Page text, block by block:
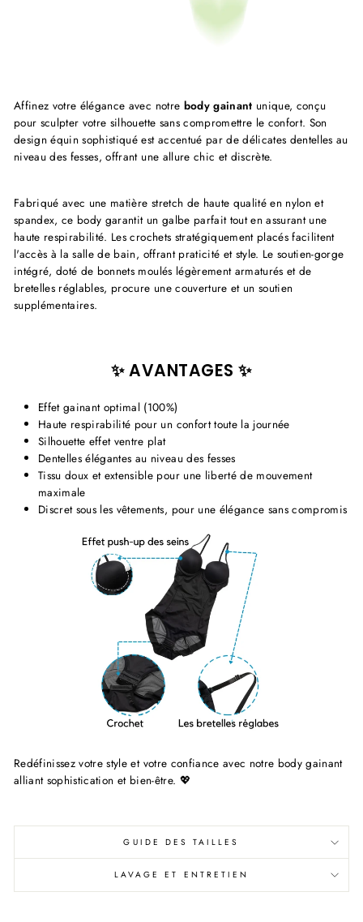
Affinez votre élégance avec notre body gainant unique, conçu
pour sculpter votre silhouette sans compromettre le confort. Son
design équin sophistiqué est accentué par de délicates dentelles au
niveau des fesses, offrant une allure chic et discrète.
Fabriqué avec une matière stretch de haute qualité en nylon et
spandex, ce body garantit un galbe parfait tout en assurant une
haute respirabilité. Les crochets stratégiquement placés facilitent
l'accès à la salle de bain, offrant praticité et style. Le soutien-gorge
intégré, doté de bonnets moulés légèrement armaturés et de
bretelles réglables, procure une couverture et un soutien
supplémentaires.
✨ AVANTAGES ✨
Effet gainant optimal (100%)
Haute respirabilité pour un confort toute la journée
Silhouette effet ventre plat
Dentelles élégantes au niveau des fesses
Tissu doux et extensible pour une liberté de mouvement
maximale
Discret sous les vêtements, pour une élégance sans compromis
Redéfinissez votre style et votre confiance avec notre body gainant
alliant sophistication et bien-être. 💖
GUIDE DES TAILLES
LAVAGE ET ENTRETIEN